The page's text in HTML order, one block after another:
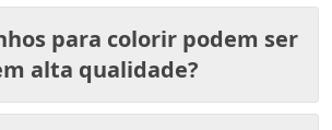
para colorir podem ser
alta qualidade?